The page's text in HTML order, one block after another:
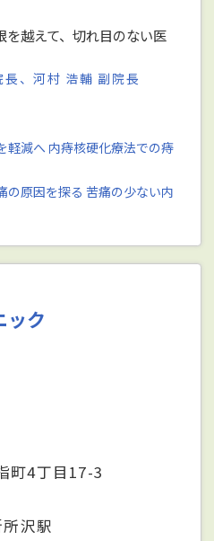
を越えて、切れ目のない医
、河村 浩輔 副院長
軽減へ 内痔核硬化療法での痔
の原因を探る 苦痛の少ない内
ック
町4丁目17-3
沢駅